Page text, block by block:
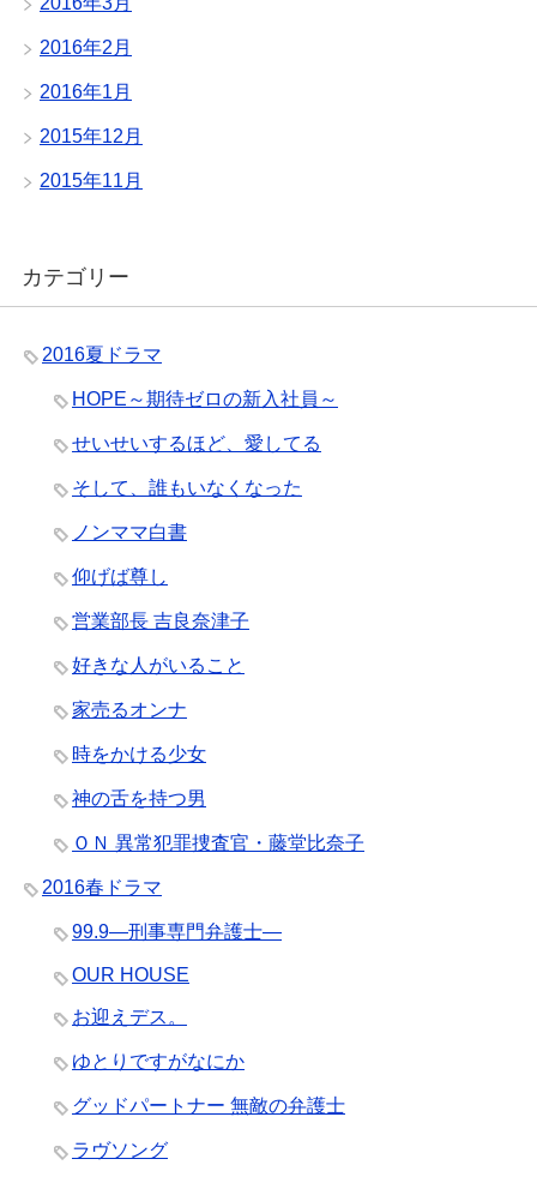
2016年2月
2016年1月
2015年12月
2015年11月
カテゴリー
2016夏ドラマ
HOPE～期待ゼロの新入社員～
せいせいするほど、愛してる
そして、誰もいなくなった
ノンママ白書
仰げば尊し
営業部長 吉良奈津子
好きな人がいること
家売るオンナ
時をかける少女
神の舌を持つ男
ＯＮ 異常犯罪捜査官・藤堂比奈子
2016春ドラマ
99.9―刑事専門弁護士―
OUR HOUSE
お迎えデス。
ゆとりですがなにか
グッドパートナー 無敵の弁護士
ラヴソング